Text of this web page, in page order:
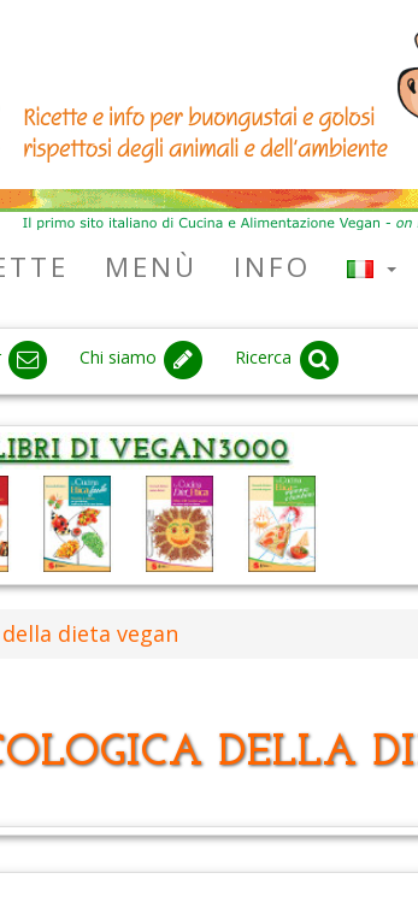
MENÙ INFO
Chi siamo Ricerca
dieta vegan
DELLA